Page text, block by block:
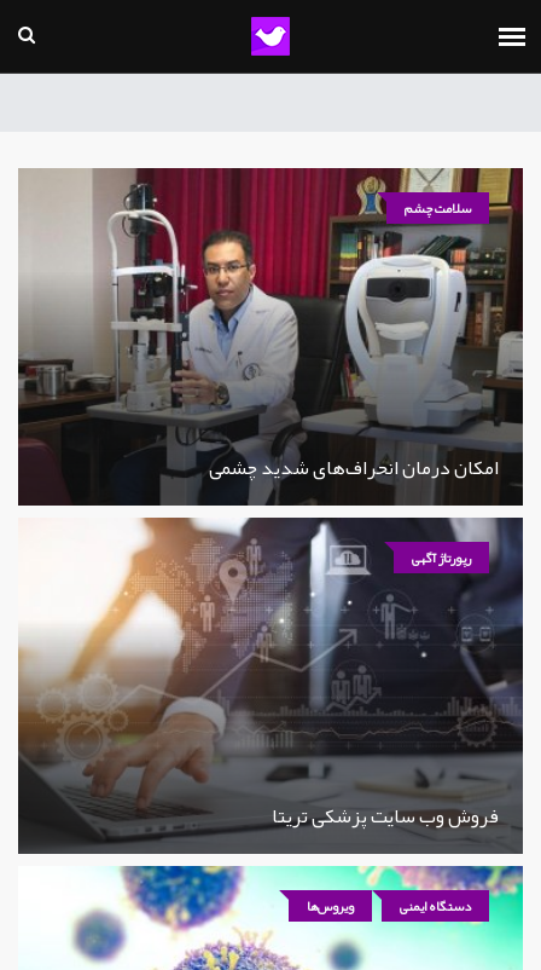
سلامت چشم
امکان درمان انحراف‌های شدید چشمی
رپورتاژ آگهی
فروش وب سایت پزشکی تریتا
دستگاه ایمنی ویروس‌ها